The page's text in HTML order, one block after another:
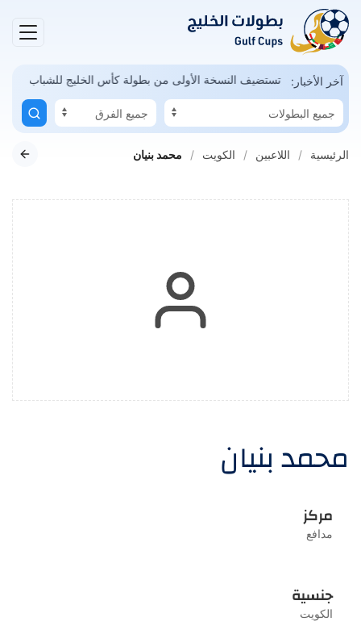
آخر الأخبار:السعودية تستضيف النسخة الأولى من بطولة كأس الخليج للشباب
الرئيسية اللاعبين الكويت محمد بنيان
محمد بنيان
مركز
مدافع
جنسية
الكويت